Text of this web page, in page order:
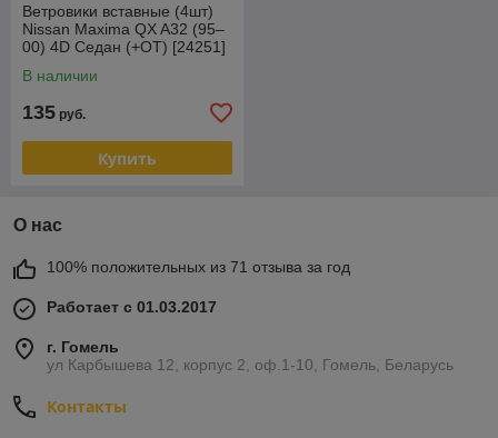
Ветровики вставные (4шт)
Nissan Maxima QX A32 (95–
00) 4D Седан (+OT) [24251]
В наличии
135 руб.
Купить
О нас
100% положительных из 71 отзыва за год
Работает с 01.03.2017
г. Гомель
ул Карбышева 12, корпус 2, оф.1-10, Гомель, Беларусь
Контакты